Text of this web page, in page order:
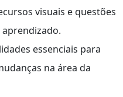
visuais e questões
essenciais para
na área da